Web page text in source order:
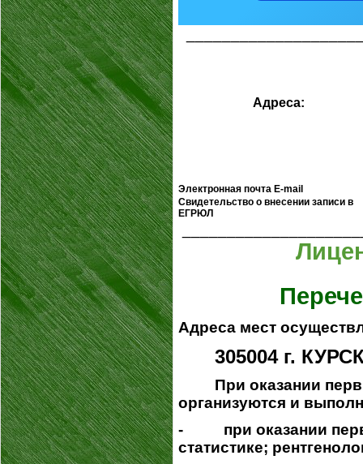
Адреса:
Электронная почта E-mail
Свидетельство о внесении записи в
ЕГРЮЛ
Адреса мест
305004 г.
При оказании
организуются и
- при оказании
статистике;